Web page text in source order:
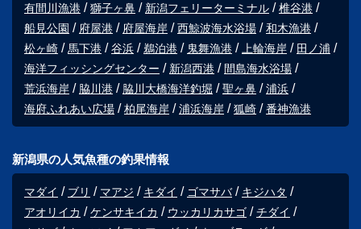
有間川漁港
獅子ヶ鼻 新潟フェリーターミナル
椎谷港
船見公園
府屋港 府屋海岸 西鯨波海水浴場
和木漁港
松ヶ崎
馬下港 谷浜 鵜泊港 鬼舞漁港 上輪海岸
田ノ浦
海洋フィッシングセンター
新潟西港
間島海水浴場
荒浜海岸
脇川港 脇川大橋海洋釣堀 聖ヶ鼻
浦浜
海府ふれあい広場
柏尾海岸 浦浜海岸 狐崎 番神漁港
新潟県の人気魚種の釣果情報
マダイ ブリ マアジ キダイ ゴマサバ
キジハタ
アオリイカ
ケンサキイカ ウッカリカサゴ
チダイ